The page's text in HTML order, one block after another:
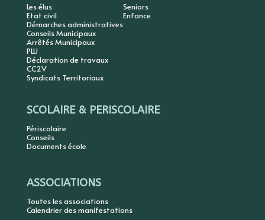
Les élus
Etat civil
Démarches administratives
Conseils Municipaux
Arrêtés Municipaux
PLU
Déclaration de travaux
CC2V
Syndicats Territoriaux
Seniors
Enfance
SCOLAIRE & PERISCOLAIRE
Périscolaire
Conseils
Documents école
ASSOCIATIONS
Toutes les associations
Calendrier des manifestations